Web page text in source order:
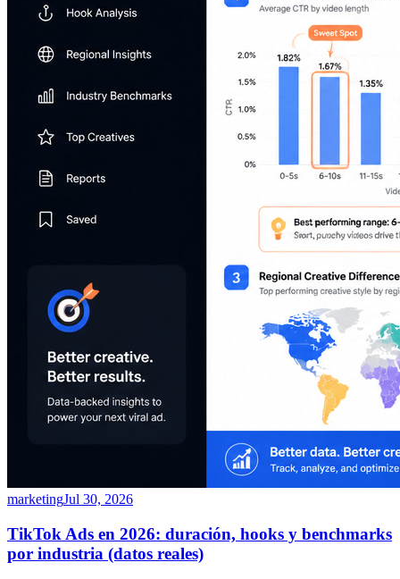
marketingJul 30, 2026
TikTok Ads en 2026: duración, hooks y benchmarks
por industria (datos reales)